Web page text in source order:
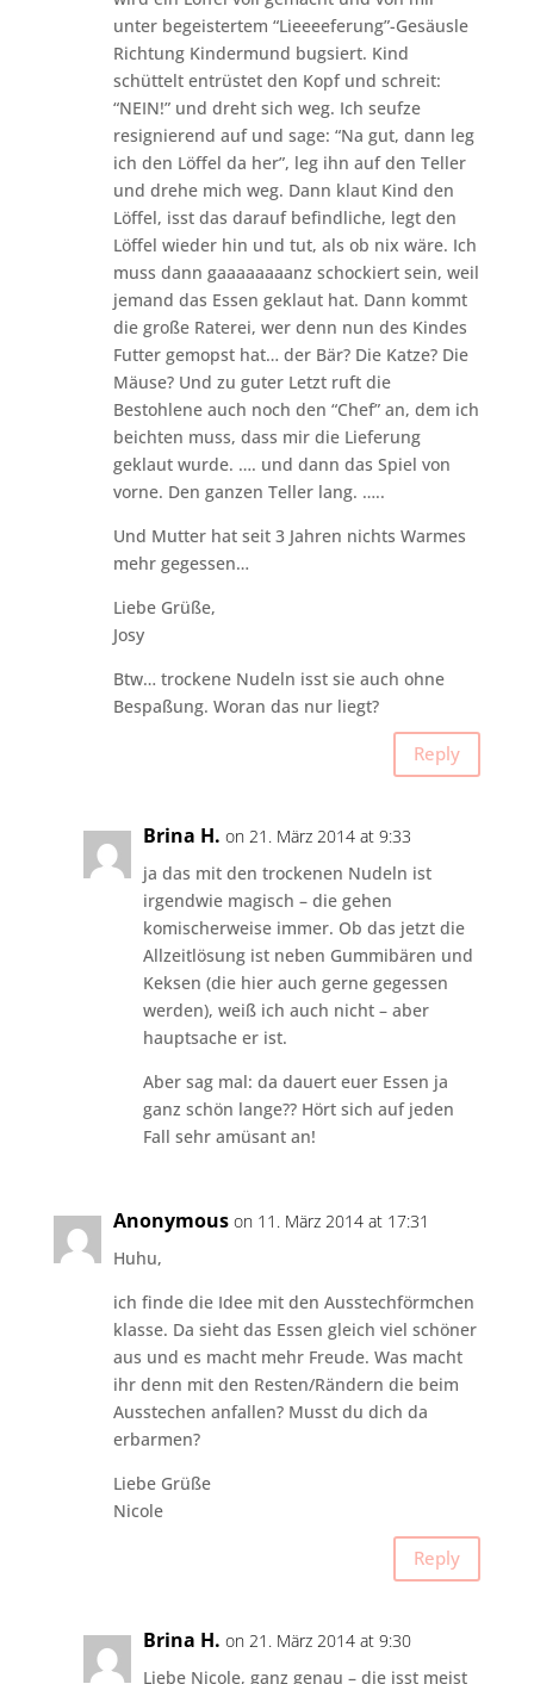
unter begeistertem “Lieeeeferung”-Gesäusle
Richtung Kindermund bugsiert. Kind
schüttelt entrüstet den Kopf und schreit:
“NEIN!” und dreht sich weg. Ich seufze
resignierend auf und sage: “Na gut, dann leg
ich den Löffel da her”, leg ihn auf den Teller
und drehe mich weg. Dann klaut Kind den
Löffel, isst das darauf befindliche, legt den
Löffel wieder hin und tut, als ob nix wäre. Ich
muss dann gaaaaaaaanz schockiert sein, weil
jemand das Essen geklaut hat. Dann kommt
die große Raterei, wer denn nun des Kindes
Futter gemopst hat… der Bär? Die Katze? Die
Mäuse? Und zu guter Letzt ruft die
Bestohlene auch noch den “Chef” an, dem ich
beichten muss, dass mir die Lieferung
geklaut wurde. …. und dann das Spiel von
vorne. Den ganzen Teller lang. …..
Und Mutter hat seit 3 Jahren nichts Warmes
mehr gegessen…
Liebe Grüße,
Josy
Btw… trockene Nudeln isst sie auch ohne
Bespaßung. Woran das nur liegt?
Reply
Brina H. on 21. März 2014 at 9:33
ja das mit den trockenen Nudeln ist
irgendwie magisch – die gehen
komischerweise immer. Ob das jetzt die
Allzeitlösung ist neben Gummibären und
Keksen (die hier auch gerne gegessen
werden), weiß ich auch nicht – aber
hauptsache er ist.
Aber sag mal: da dauert euer Essen ja
ganz schön lange?? Hört sich auf jeden
Fall sehr amüsant an!
Anonymous on 11. März 2014 at 17:31
Huhu,
ich finde die Idee mit den Ausstechförmchen
klasse. Da sieht das Essen gleich viel schöner
aus und es macht mehr Freude. Was macht
ihr denn mit den Resten/Rändern die beim
Ausstechen anfallen? Musst du dich da
erbarmen?
Liebe Grüße
Nicole
Reply
Brina H. on 21. März 2014 at 9:30
Liebe Nicole, ganz genau – die isst meist